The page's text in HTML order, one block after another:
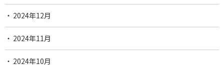
2024年12月
2024年11月
2024年10月